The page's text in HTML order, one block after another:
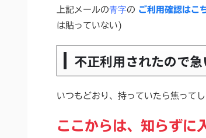
上記メールの青字の ご利用確認はこ
は貼っていない)
不正利用されたので
いつもどおり、持っていたら焦ってし
ここからは、知らずに